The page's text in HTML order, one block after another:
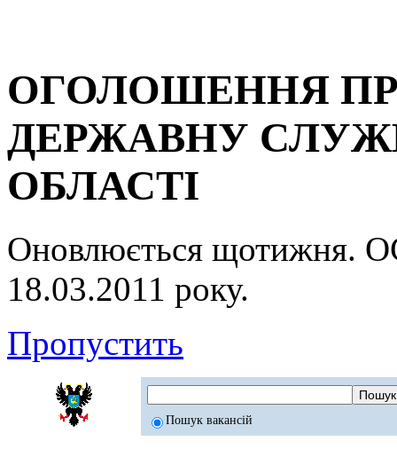
ОГОЛОШЕННЯ
ДЕРЖАВНУ
ОБЛАСТІ
Оновлюється
18.03.2011 року.
Пропустить
Пошук вакансій